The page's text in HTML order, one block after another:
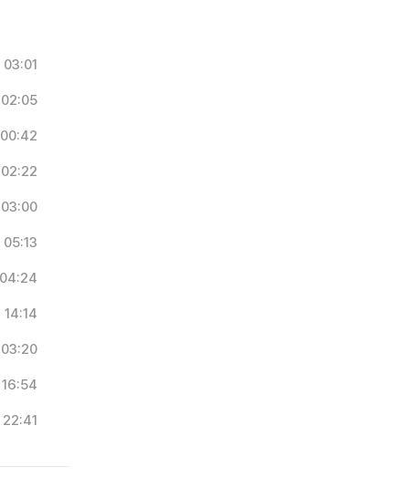
03:01
02:05
00:42
02:22
03:00
05:13
04:24
14:14
03:20
16:54
22:41